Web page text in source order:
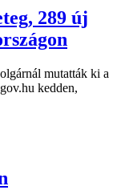
289 új
mutatták ki a
kedden,